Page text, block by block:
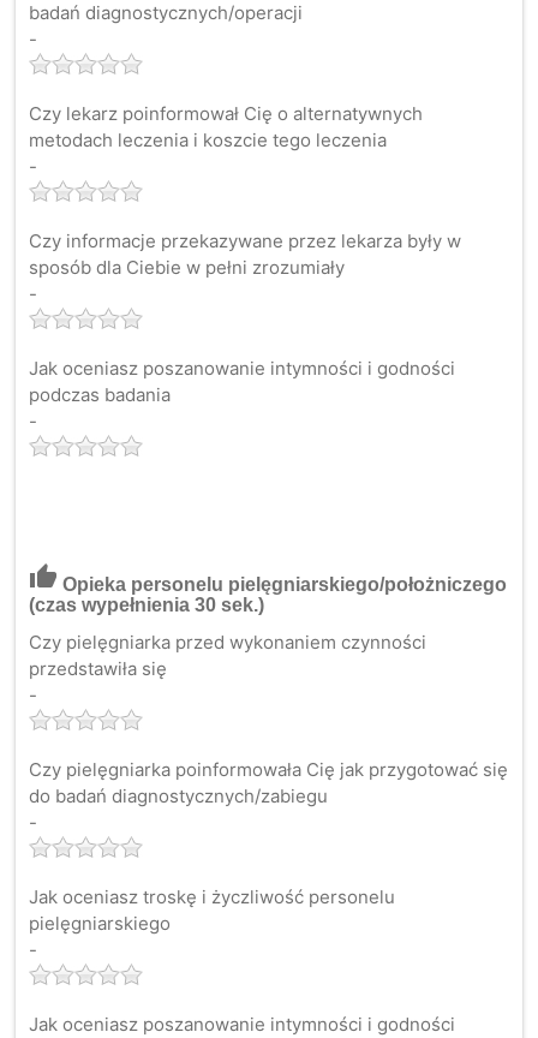
badań diagnostycznych/operacji
-
Czy lekarz poinformował Cię o alternatywnych
metodach leczenia i koszcie tego leczenia
-
Czy informacje przekazywane przez lekarza były w
sposób dla Ciebie w pełni zrozumiały
-
Jak oceniasz poszanowanie intymności i godności
podczas badania
-
thumb_up Opieka personelu pielęgniarskiego/położniczego
(czas wypełnienia 30 sek.)
Czy pielęgniarka przed wykonaniem czynności
przedstawiła się
-
Czy pielęgniarka poinformowała Cię jak przygotować się
do badań diagnostycznych/zabiegu
-
Jak oceniasz troskę i życzliwość personelu
pielęgniarskiego
-
Jak oceniasz poszanowanie intymności i godności